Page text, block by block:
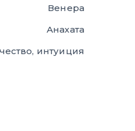
Венера
Анахата
интуиция